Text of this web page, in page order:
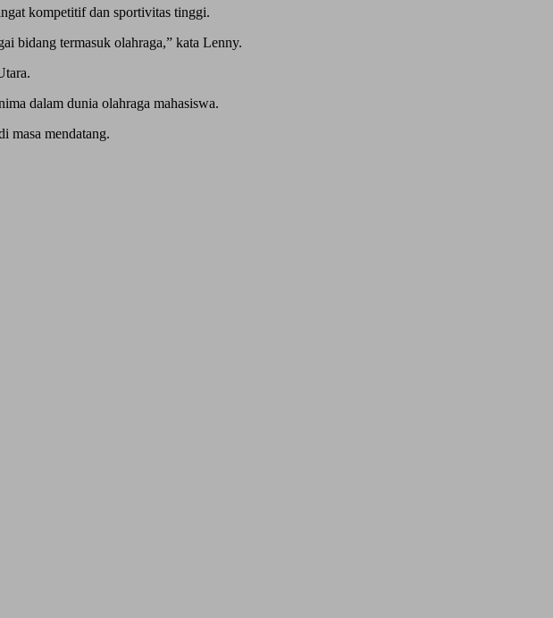
kompetitif dan sportivitas tinggi.
bidang termasuk olahraga,” kata Lenny.
dalam dunia olahraga mahasiswa.
masa mendatang.